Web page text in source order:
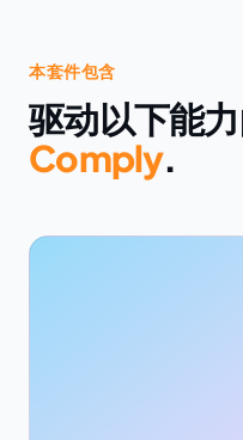
本套件包含
驱动以下能
Comply.